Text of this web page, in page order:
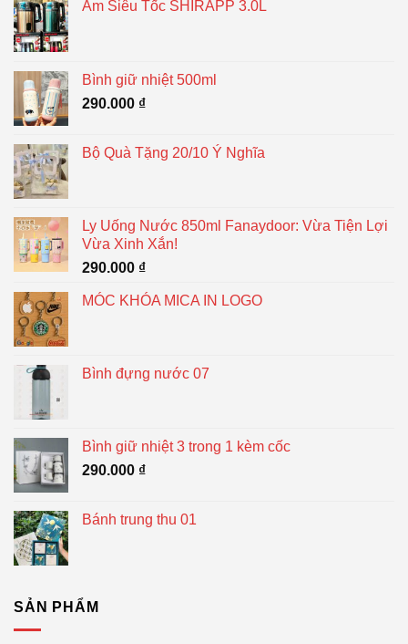
Ấm Siêu Tốc SHIRAPP 3.0L
Bình giữ nhiệt 500ml
290.000 ₫
Bộ Quà Tặng 20/10 Ý Nghĩa
Ly Uống Nước 850ml Fanaydoor: Vừa Tiện Lợi
Vừa Xinh Xắn!
290.000 ₫
MÓC KHÓA MICA IN LOGO
Bình đựng nước 07
Bình giữ nhiệt 3 trong 1 kèm cốc
290.000 ₫
Bánh trung thu 01
SẢN PHẨM